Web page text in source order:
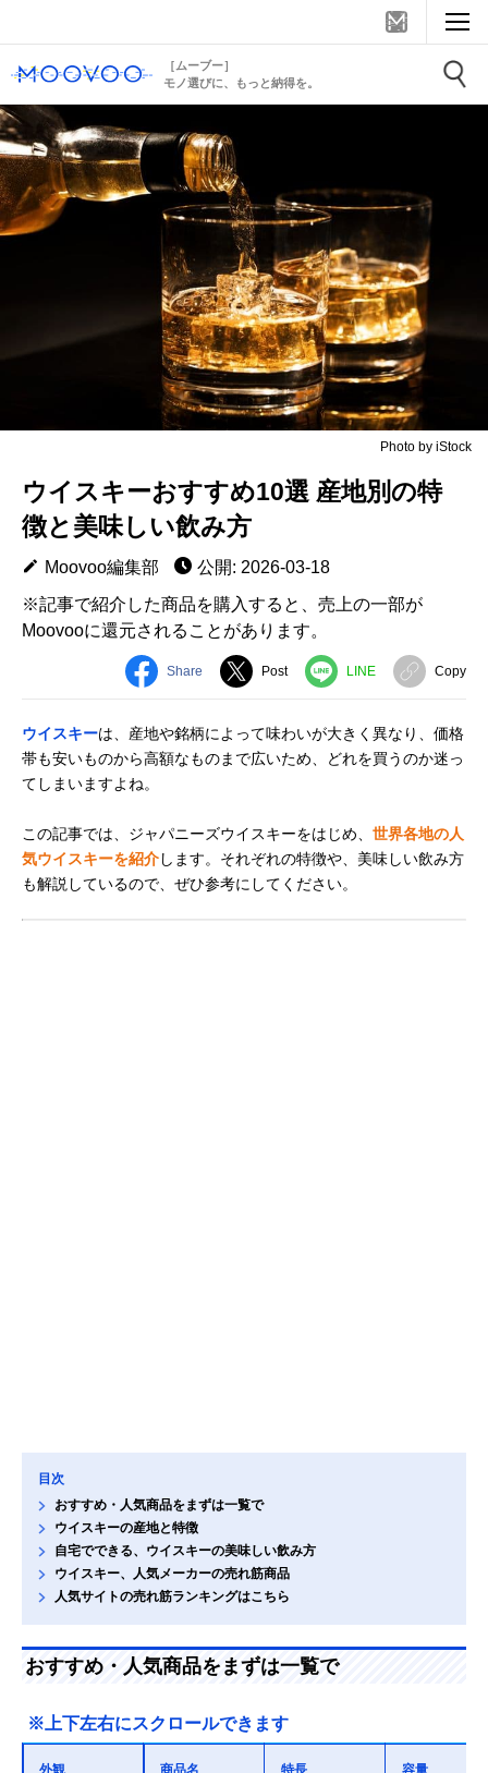
［ムーブー］
モノ選びに、もっと納得を。
Photo by iStock
ウイスキーおすすめ10選 産地別の特
徴と美味しい飲み方
Moovoo編集部
公開: 2026-03-18
※記事で紹介した商品を購入すると、売上の一部が
Moovooに還元されることがあります。
Share Post LINE Copy
ウイスキーは、産地や銘柄によって味わいが大きく異なり、価格
帯も安いものから高額なものまで広いため、どれを買うのか迷っ
てしまいますよね。
この記事では、ジャパニーズウイスキーをはじめ、 世界各地の人
気ウイスキーを紹介します。それぞれの特徴や、美味しい飲み方
も解説しているので、ぜひ参考にしてください。
目次
おすすめ・人気商品をまずは一覧で
ウイスキーの産地と特徴
自宅でできる、ウイスキーの美味しい飲み方
ウイスキー、人気メーカーの売れ筋商品
人気サイトの売れ筋ランキングはこちら
おすすめ・人気商品をまずは一覧で
※上下左右にスクロールできます
外観 商品名 特長 容量